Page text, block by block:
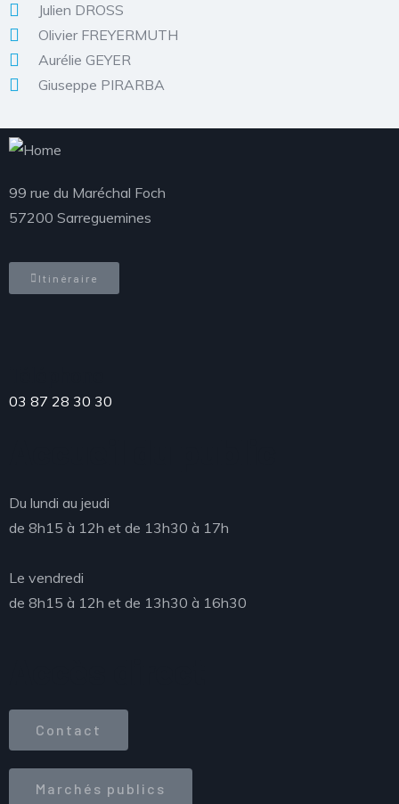
Julien DROSS
Olivier FREYERMUTH
Aurélie GEYER
Giuseppe PIRARBA
99 rue du Maréchal Foch
57200 Sarreguemines
Itinéraire
03 87 28 30 30
Du lundi au jeudi
de 8h15 à 12h et de 13h30 à 17h
Le vendredi
de 8h15 à 12h et de 13h30 à 16h30
Contact
Marchés publics